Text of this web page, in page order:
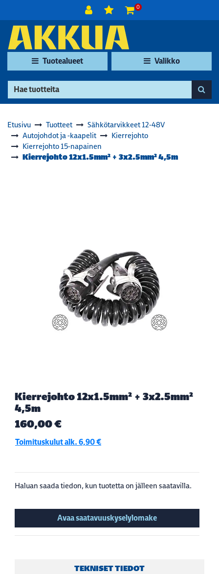
0
Tuotealueet Valikko
Etusivu Tuotteet
Sähkötarvikkeet 12-48V
Autojohdot ja -kaapelit
Kierrejohto
Kierrejohto 15-napainen
Kierrejohto 12x1.5mm² + 3x2.5mm² 4,5m
Kierrejohto 12x1.5mm² + 3x2.5mm²
4,5m
160,00 €
Toimituskulut alk. 6,90 €
Haluan saada tiedon, kun tuotetta on jälleen saatavilla.
Avaa saatavuuskyselylomake
TEKNISET TIEDOT